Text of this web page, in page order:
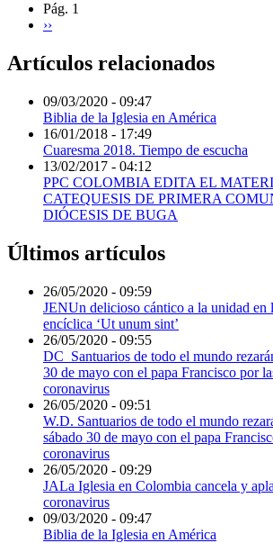
Pág. 1
››
Artículos relacionados
09/03/2020 - 09:47
Biblia de la Iglesia en América
16/01/2018 - 17:49
Cuaresma 2018. Tiempo de escucha
13/02/2017 - 04:12
PPC COLOMBIA EDITA EL
CATEQUESIS DE PRIMERA
DIÓCESIS DE BUGA
Últimos artículos
26/05/2020 - 09:59
JENUn delicioso cántico a la unidad en
encíclica ‘Ut unum sint’
26/05/2020 - 09:55
DC_Santuarios de todo el mundo
30 de mayo con el papa Francisco por
coronavirus
26/05/2020 - 09:51
W.D. Santuarios de todo el mundo
sábado 30 de mayo con el papa
coronavirus
26/05/2020 - 09:29
JALa Iglesia en Colombia cancela y
coronavirus
09/03/2020 - 09:47
Biblia de la Iglesia en América